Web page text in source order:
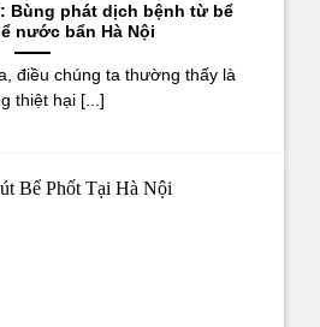
Bùng phát dịch bệnh từ bể
nước bẩn Hà Nội
điều chúng ta thường thấy là
thiệt hại [...]